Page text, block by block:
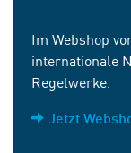
Im Webshop
internationale
Regelwerke.
Jetzt